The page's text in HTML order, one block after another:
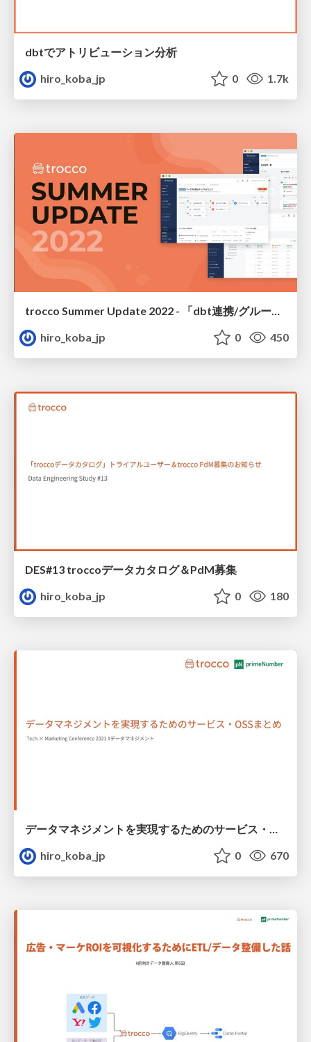
dbtでアトリビューション分析
hiro_koba_jp
0 1.7k
trocco Summer Update 2022 - 「dbt連携/グループ機能リニューアル」他ご紹介
hiro_koba_jp
0 450
DES#13 troccoデータカタログ＆PdM募集
hiro_koba_jp
0 180
データマネジメントを実現するためのサービス・OSSまとめ
hiro_koba_jp
0 670